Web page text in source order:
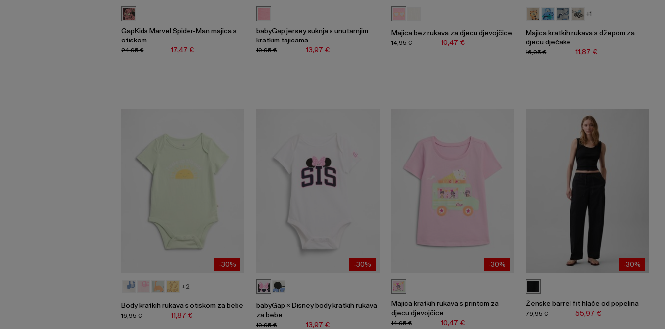
GapKids Marvel Spider-Man majica s
otiskom
17,47 €
24,95 €
babyGap jersey suknja s unutarnjim
kratkim tajicama
13,97 €
19,95 €
Majica bez rukava za djecu djevojčice
10,47 €
14,95 €
+1
Majica kratkih rukava s džepom za
djecu dječake
11,87 €
16,95 €
-30%
+2
Body kratkih rukava s otiskom za bebe
11,87 €
16,95 €
-30%
babyGap × Disney body kratkih rukava
za bebe
13,97 €
19,95 €
-30%
Majica kratkih rukava s printom za
djecu djevojčice
10,47 €
14,95 €
-30%
Ženske barrel fit hlače od popelina
55,97 €
79,95 €